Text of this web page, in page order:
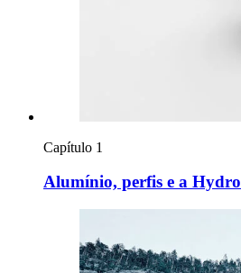
Capítulo 1
Alumínio, perfis e a Hydro